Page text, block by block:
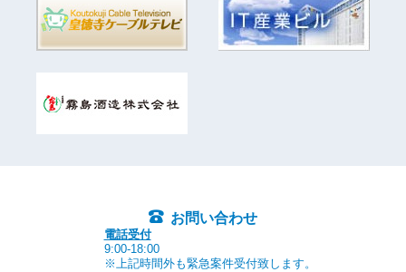
お問い合わせ
電話受付
9:00-18:00
※上記時間外も緊急案件受付致します。